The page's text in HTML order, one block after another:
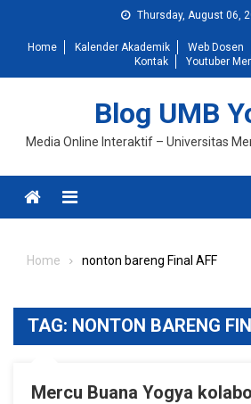
content
Thursday, August 06,
Home Kalender Akademik Web Dosen
Kontak
Youtuber
Blog UMB
Media Online Interaktif – Universitas
Menu
Home nonton bareng Final AFF
TAG: NONTON BARENG
Mercu Buana Yogya